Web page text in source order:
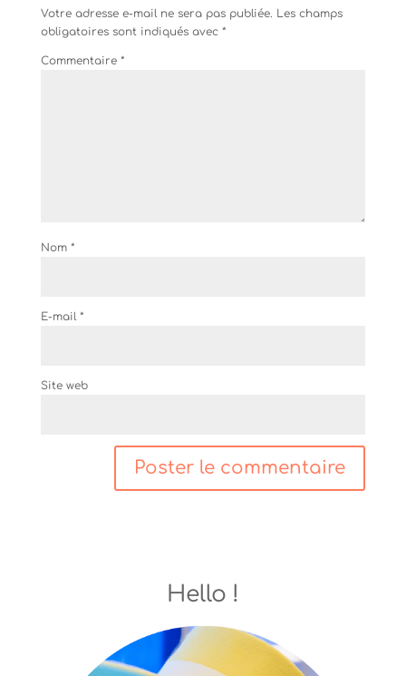
Votre adresse e-mail ne sera pas publiée. Les champs
obligatoires sont indiqués avec *
Commentaire *
Nom *
E-mail *
Site web
Hello !